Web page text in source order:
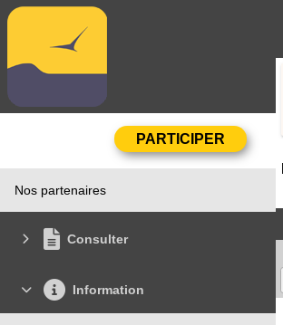
Nos partenaires
Consulter
Information